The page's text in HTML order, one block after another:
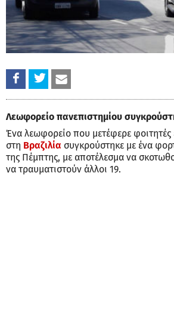
Λεωφορείο πανεπιστημίου
Ένα λεωφορείο που μετέφερε φοιτητές
στη Βραζιλία συγκρούστηκε με ένα
της Πέμπτης, με αποτέλεσμα να
να τραυματιστούν άλλοι 19.